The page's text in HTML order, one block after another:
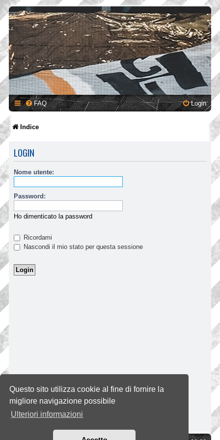
Questo sito utilizza cookie al fine di fornire la
migliore navigazione possibile
Ulteriori informazioni
FAQ Login
Indice
LOGIN
Nome utente:
Password:
Ho dimenticato la password
Ricordami
Nascondi il mio stato per questa sessione